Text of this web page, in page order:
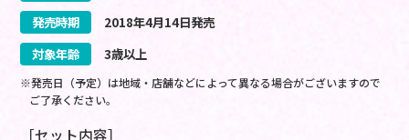
発売時期
2018年4月14日発売
対象年齢
3歳以上
※発売日（予定）は地域・店舗などによって異なる場合がございますので
ご了承ください。
［セット内容］